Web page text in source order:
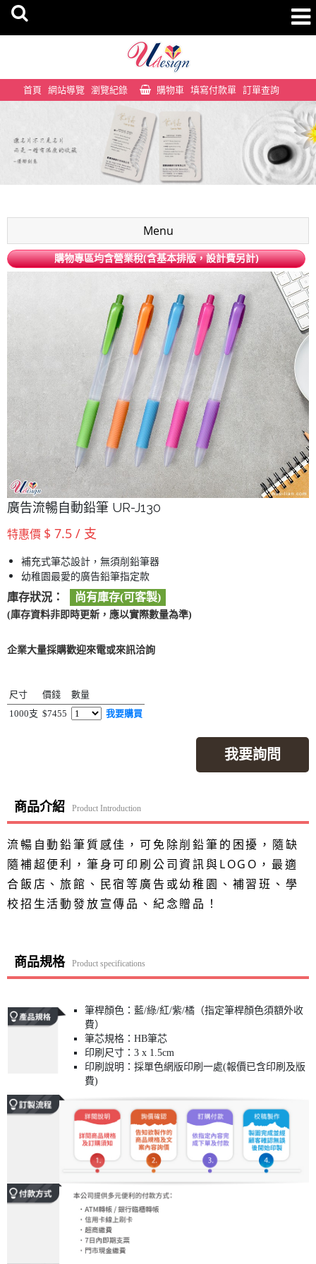
首頁 網站導覽 瀏覽紀錄 購物車 填寫付款單 訂單查詢
Menu
購物專區均含營業稅(含基本排版，設計費另計)
廣告流暢自動鉛筆 UR-J130
特惠價 $ 7.5 / 支
補充式筆芯設計，無須削鉛筆器
幼稚園最愛的廣告鉛筆指定款
庫存狀況： 尚有庫存(可客製)
(庫存資料非即時更新，應以實際數量為準)
企業大量採購歡迎來電或來訊洽詢
尺寸 價錢
數量
1000支 $7455 我要購買
我要詢問
商品介紹 Product Introduction
流暢自動鉛筆質感佳，可免除削鉛筆的困擾，隨缺
隨補超便利，筆身可印刷公司資訊與LOGO，最適
合飯店、旅館、民宿等廣告或幼稚園、補習班、學
校招生活動發放宣傳品、紀念贈品！
商品規格 Product specifications
筆桿顏色：藍/綠/紅/紫/橘（指定筆桿顏色須額外收
費）
筆芯規格：HB筆芯
印刷尺寸：3 x 1.5cm
印刷說明：採單色網版印刷一處(報價已含印刷及版
費)